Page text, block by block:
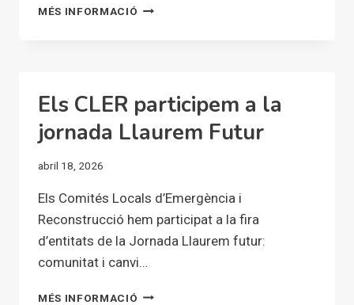
MÉS INFORMACIÓ PAÍS
ZONA
EXIGEN
DE
TRANSPORTE
PÚBLICO
Els CLER participem a la
jornada Llaurem Futur
abril 18, 2026
Els Comités Locals d’Emergència i
Reconstrucció hem participat a la fira
d’entitats de la Jornada Llaurem futur:
comunitat i canvi…
MÉS INFORMACIÓ ELS